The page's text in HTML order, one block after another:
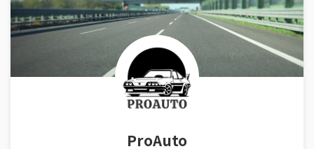
ProAuto